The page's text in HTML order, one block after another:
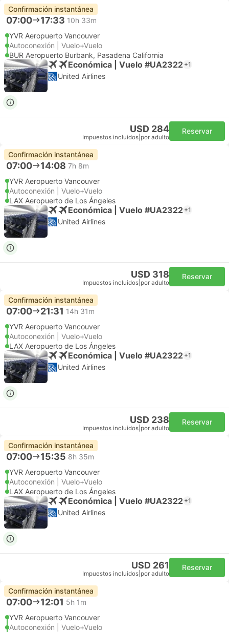
Confirmación instantánea
07:00 17:33 10h 33m
YVR Aeropuerto Vancouver
Autoconexión | Vuelo+Vuelo
BUR Aeropuerto Burbank, Pasadena California
Económica | Vuelo #UA2322 +1
United Airlines
USD 284
Impuestos incluidos por adulto
Reservar
Confirmación instantánea
07:00 14:08 7h 8m
YVR Aeropuerto Vancouver
Autoconexión | Vuelo+Vuelo
LAX Aeropuerto de Los Ángeles
Económica | Vuelo #UA2322 +1
United Airlines
USD 318
Impuestos incluidos por adulto
Reservar
Confirmación instantánea
07:00 21:31 14h 31m
YVR Aeropuerto Vancouver
Autoconexión | Vuelo+Vuelo
LAX Aeropuerto de Los Ángeles
Económica | Vuelo #UA2322 +1
United Airlines
USD 238
Impuestos incluidos por adulto
Reservar
Confirmación instantánea
07:00 15:35 8h 35m
YVR Aeropuerto Vancouver
Autoconexión | Vuelo+Vuelo
LAX Aeropuerto de Los Ángeles
Económica | Vuelo #UA2322 +1
United Airlines
USD 261
Impuestos incluidos por adulto
Reservar
Confirmación instantánea
07:00 12:01 5h 1m
YVR Aeropuerto Vancouver
Autoconexión | Vuelo+Vuelo